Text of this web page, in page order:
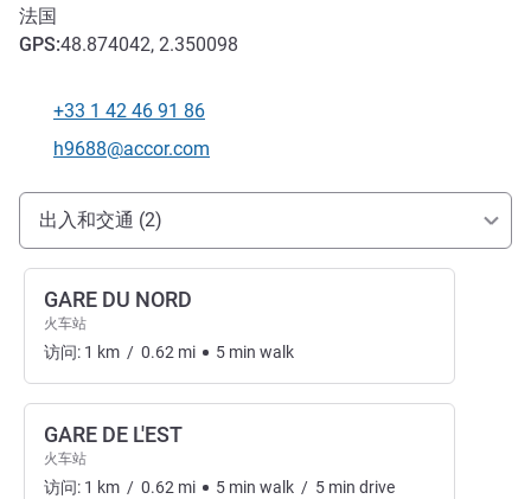
法国
GPS:48.874042, 2.350098
电话
+33 1 42 46 91 86
联系电子邮件
h9688@accor.com
抵达和交通
出入和交通 (2)
GARE DU NORD
火车站
访问: 1 km / 0.62 mi 5 min walk
GARE DE L'EST
火车站
访问: 1 km / 0.62 mi 5 min walk / 5 min drive